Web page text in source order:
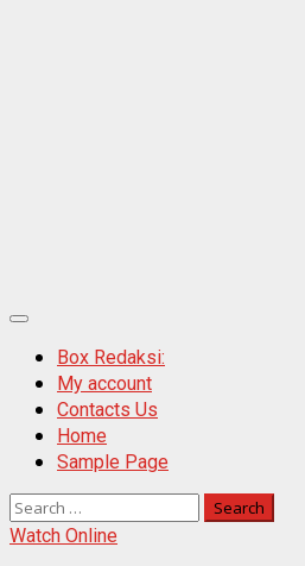
Primary
MenuBox Redaksi:
My account
Contacts Us
Home
Sample Page
Search
for:
Watch Online